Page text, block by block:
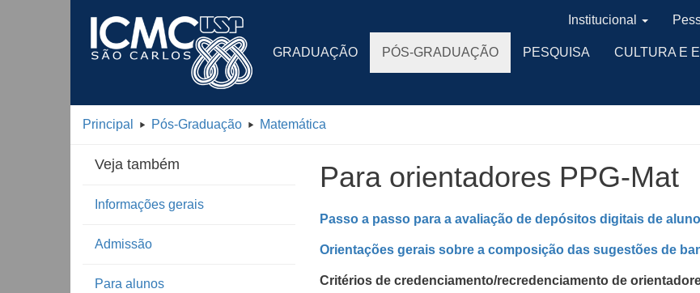
GRADUAÇÃO PÓS-GRADUAÇÃO PESQUISA CULTURA E
Institucional
Principal Pós-Graduação Matemática
Veja também
Informações gerais
Admissão
Para alunos
Para orientadores PPG-Mat
Passo a passo para a avaliação de depósitos digitais de
Orientações gerais sobre a composição das sugestões de
Critérios de credenciamento/recredenciamento de